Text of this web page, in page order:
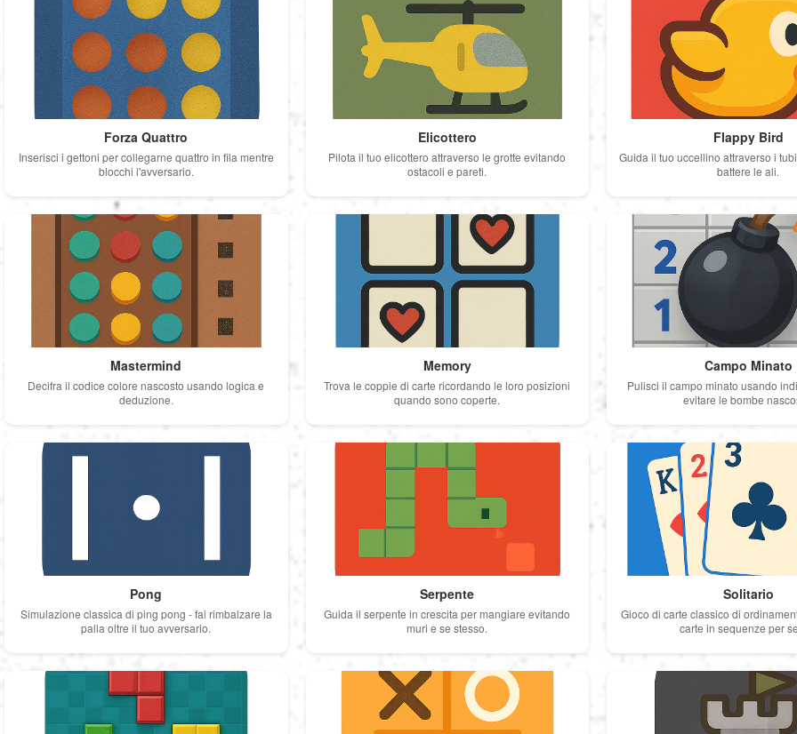
Forza Quattro
Inserisci i gettoni per collegarne quattro in fila mentre
blocchi l'avversario.
Elicottero
Pilota il tuo elicottero attraverso le grotte evitando
ostacoli e pareti.
Flappy Bird
Guida il tuo uccellino attraverso i
battere le ali.
Mastermind
Decifra il codice colore nascosto usando logica e
deduzione.
Memory
Trova le coppie di carte ricordando le loro posizioni
quando sono coperte.
Campo Minato
Pulisci il campo minato usando
evitare le bombe
Pong
Simulazione classica di ping pong - fai rimbalzare la
palla oltre il tuo avversario.
Serpente
Guida il serpente in crescita per mangiare evitando
muri e se stesso.
Solitario
Gioco di carte classico di
carte in sequenze per